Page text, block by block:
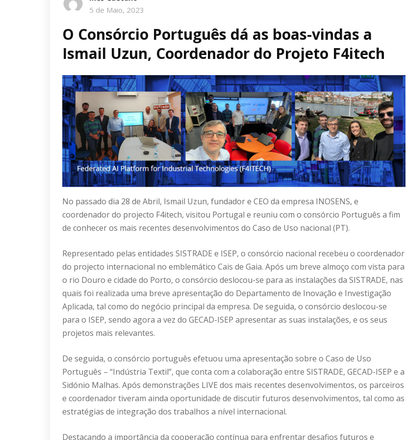
5 de Maio, 2023
O Consórcio Português dá as boas-vindas a
Ismail Uzun, Coordenador do Projeto F4itech
No passado dia 28 de Abril, Ismail Uzun, fundador e CEO da empresa INOSENS, e
coordenador do projecto F4itech, visitou Portugal e reuniu com o consórcio Português a fim
de conhecer os mais recentes desenvolvimentos do Caso de Uso nacional (PT).
Representado pelas entidades SISTRADE e ISEP, o consórcio nacional recebeu o coordenador
do projecto internacional no emblemático Cais de Gaia. Após um breve almoço com vista para
o rio Douro e cidade do Porto, o consórcio deslocou-se para as instalações da SISTRADE, nas
quais foi realizada uma breve apresentação do Departamento de Inovação e Investigação
Aplicada, tal como do negócio principal da empresa. De seguida, o consórcio deslocou-se
para o ISEP, sendo agora a vez do GECAD-ISEP apresentar as suas instalações, e os seus
projetos mais relevantes.
De seguida, o consórcio português efetuou uma apresentação sobre o Caso de Uso
Português – “Indústria Textil”, que conta com a colaboração entre SISTRADE, GECAD-ISEP e a
Sidónio Malhas. Após demonstrações LIVE dos mais recentes desenvolvimentos, os parceiros
e coordenador tiveram ainda oportunidade de discutir futuros desenvolvimentos, tal como as
estratégias de integração dos trabalhos a nível internacional.
Destacando a importância da cooperação contínua para enfrentar desafios futuros e